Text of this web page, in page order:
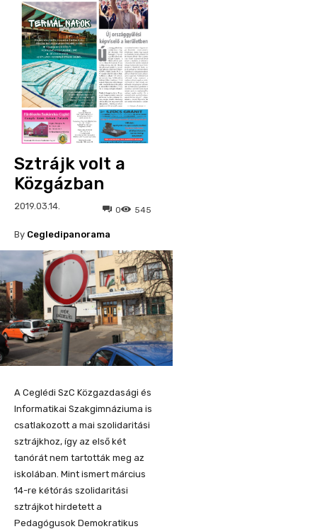
Sztrájk volt a
Közgázban
2019.03.14. 545
0
By Cegledipanorama
A Ceglédi SzC Közgazdasági és
Informatikai Szakgimnáziuma is
csatlakozott a mai szolidaritási
sztrájkhoz, így az első két
tanórát nem tartották meg az
iskolában. Mint ismert március
14-re kétórás szolidaritási
sztrájkot hirdetett a
Pedagógusok Demokratikus